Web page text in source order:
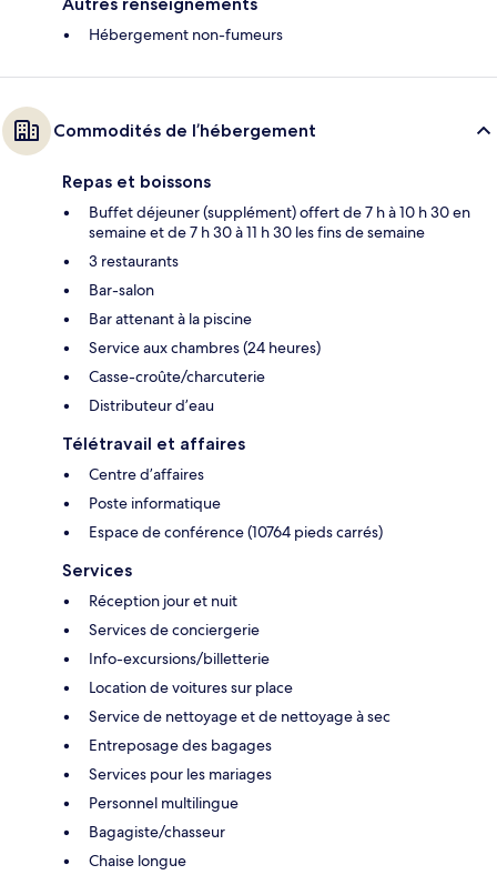
Hébergement non-fumeurs
Commodités de l’hébergement
Repas et boissons
Buffet déjeuner (supplément) offert de 7 h à 10 h 30 en
semaine et de 7 h 30 à 11 h 30 les fins de semaine
3 restaurants
Bar-salon
Bar attenant à la piscine
Service aux chambres (24 heures)
Casse-croûte/charcuterie
Distributeur d’eau
Télétravail et affaires
Centre d’affaires
Poste informatique
Espace de conférence (10764 pieds carrés)
Services
Réception jour et nuit
Services de conciergerie
Info-excursions/billetterie
Location de voitures sur place
Service de nettoyage et de nettoyage à sec
Entreposage des bagages
Services pour les mariages
Personnel multilingue
Bagagiste/chasseur
Chaise longue